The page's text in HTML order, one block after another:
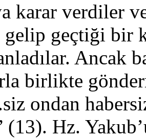
karar verdiler
gelip geçtiği
Ancak
birlikte
ondan
(13). Hz.